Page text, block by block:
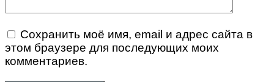
Сохранить моё имя, email и адрес сайта в
этом браузере для последующих моих
комментариев.